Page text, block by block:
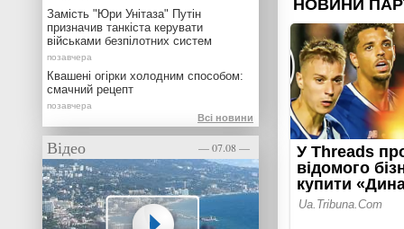
Замість "Юри Унітаза" Путін
призначив танкіста керувати
військами безпілотних систем
Квашені огірки холодним способом:
смачний рецепт
Всі новини
Відео — 07.08 —